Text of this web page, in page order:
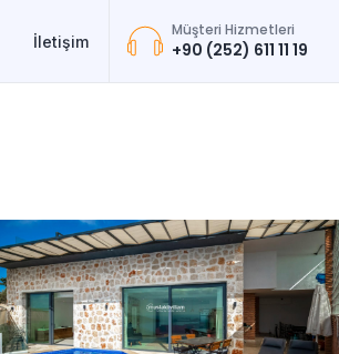
İletişim
Müşteri Hizmetleri
+90 (252) 611 11 19